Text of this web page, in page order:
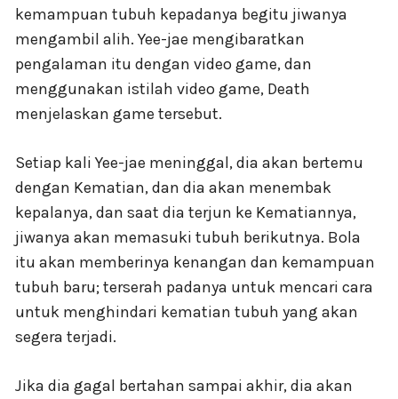
kemampuan tubuh kepadanya begitu jiwanya
mengambil alih. Yee-jae mengibaratkan
pengalaman itu dengan video game, dan
menggunakan istilah video game, Death
menjelaskan game tersebut.
Setiap kali Yee-jae meninggal, dia akan bertemu
dengan Kematian, dan dia akan menembak
kepalanya, dan saat dia terjun ke Kematiannya,
jiwanya akan memasuki tubuh berikutnya. Bola
itu akan memberinya kenangan dan kemampuan
tubuh baru; terserah padanya untuk mencari cara
untuk menghindari kematian tubuh yang akan
segera terjadi.
Jika dia gagal bertahan sampai akhir, dia akan